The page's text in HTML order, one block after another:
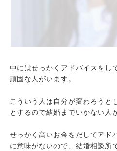
中にはせっかくアドバイスをし
頑固な人がいます。
こういう人は自分が変わろうと
とするので結婚までいかない人
せっかく高いお金をだしてアド
に意味がないので、結婚相談所